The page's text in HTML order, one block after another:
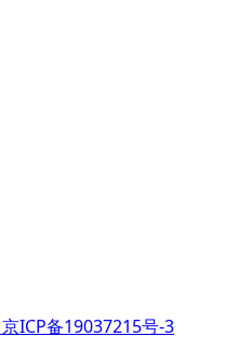
京ICP备19037215号-3